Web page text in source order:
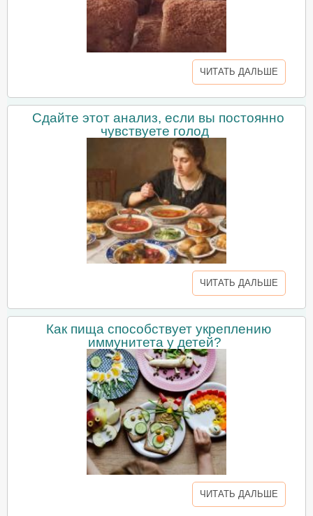
ЧИТАТЬ ДАЛЬШЕ
Сдайте этот анализ, если вы постоянно
чувствуете голод
ЧИТАТЬ ДАЛЬШЕ
Как пища способствует укреплению
иммунитета у детей?
ЧИТАТЬ ДАЛЬШЕ